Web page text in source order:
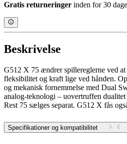
Gratis returneringer inden for 30
Beskrivelse
G512 X 75 ændrer spillereglerne ved
fleksibilitet og kraft lige ved hånden.
og mekanisk fornemmelse med Dual
analog-teknologi – uovertruffen
Rest 75 sælges separat. G512 X fås
Specifikationer og kompatibilitet